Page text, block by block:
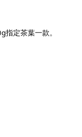
定茶葉一款。